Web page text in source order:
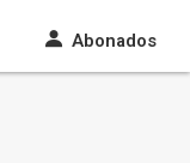
Abonados